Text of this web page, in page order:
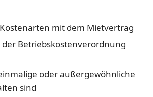
mit dem Mietvertrag
der Betriebskostenverordnung
oder außergewöhnliche
sind